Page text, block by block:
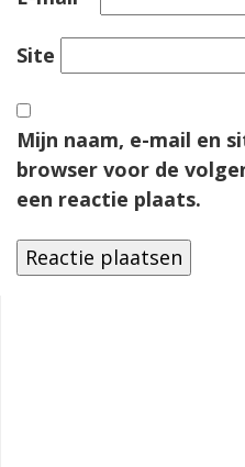
Site
Mijn naam, e-mail en
browser voor de
een reactie plaats.